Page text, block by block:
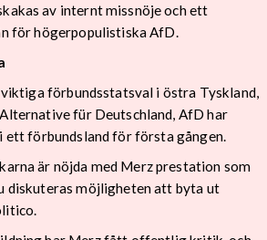
av internt missnöje och ett
för högerpopulistiska AfD.
förbundsstatsval i östra Tyskland,
für Deutschland, AfD har
ett förbundsland för första gången.
är nöjda med Merz prestation som
diskuteras möjligheten att byta ut